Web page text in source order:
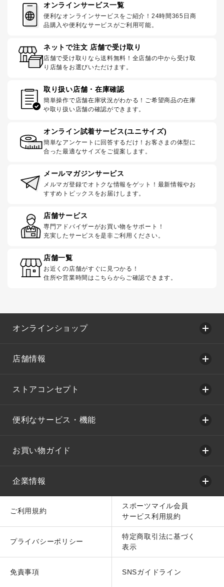
オンラインサービス一覧
便利なオンラインサービスをご紹介！24時間365日商
品購入や便利なサービスがご利用可能。
ネットで注文 店舗で受け取り
店舗で受け取りなら送料無料！全店舗の中から受け取
り店舗をお選びいただけます。
取り扱い店舗・在庫確認
簡単操作で店舗在庫状況がわかる！ご希望商品の在庫
や取り扱い店舗の確認ができます。
オンライン試着サービス(ユニサイズ)
簡単なアンケートに回答するだけ！お客さまの体型に
合った最適なサイズをご提案します。
メールマガジンサービス
メルマガ登録でオトクな情報をゲット！最新情報やお
すすめトピックスをお届けします。
店舗サービス
専門アドバイザーがお買い物をサポート！
充実したサービスを是非ご利用ください。
店舗一覧
お近くの店舗がすぐに見つかる！
住所や営業時間はこちらからご確認できます。
オンラインショップ
店舗情報
ストアコンセプト
便利なサービス・機能
お買い物ガイド
企業情報
ご利用規約
スポーツマイル会員
サービス利用規約
プライバシーポリシー
特定商取引法に基づく
表示
免責事項 SNSガイドライン